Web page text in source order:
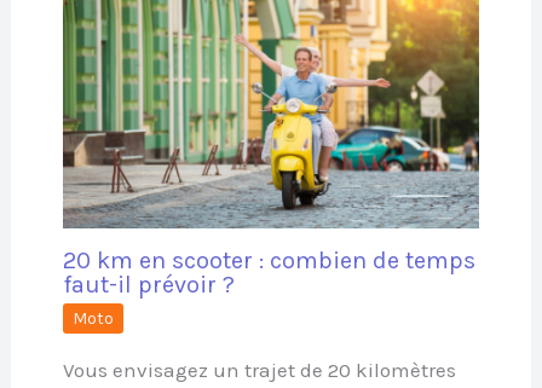
20 km en scooter : combien de temps
faut-il prévoir ?
Moto
Vous envisagez un trajet de 20 kilomètres